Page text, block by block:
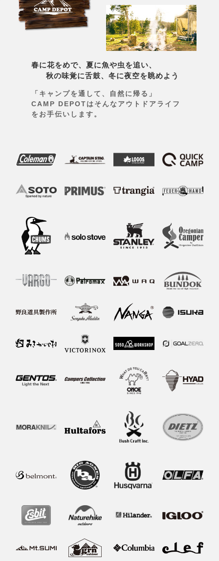
春に花をめで、夏に魚や虫を追い、
秋の味覚に舌鼓、冬に夜空を眺めよう
「キャンプを通して、自然に帰る」
CAMP DEPOTはそんなアウトドアライフ
をお手伝いします。